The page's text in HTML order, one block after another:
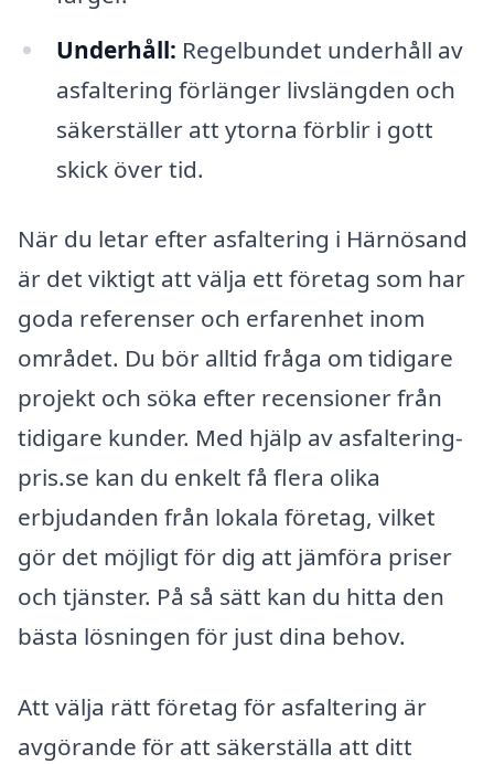
Underhåll: Regelbundet underhåll av
asfaltering förlänger livslängden och
säkerställer att ytorna förblir i gott
skick över tid.
När du letar efter asfaltering i Härnösand
är det viktigt att välja ett företag som har
goda referenser och erfarenhet inom
området. Du bör alltid fråga om tidigare
projekt och söka efter recensioner från
tidigare kunder. Med hjälp av asfaltering-
pris.se kan du enkelt få flera olika
erbjudanden från lokala företag, vilket
gör det möjligt för dig att jämföra priser
och tjänster. På så sätt kan du hitta den
bästa lösningen för just dina behov.
Att välja rätt företag för asfaltering är
avgörande för att säkerställa att ditt